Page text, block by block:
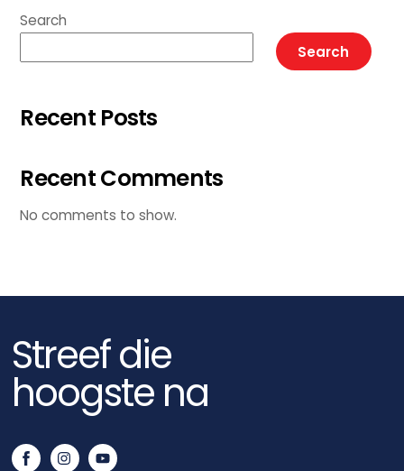
Search
Search
Recent Posts
Recent Comments
No comments to show.
Streef die
hoogste na